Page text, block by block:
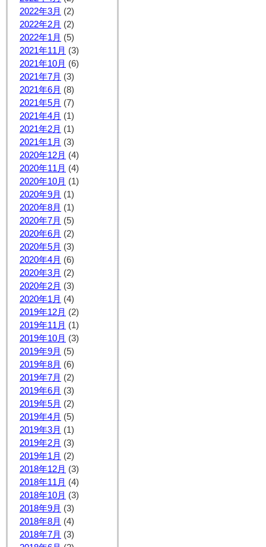
2022年3月 (2)
2022年2月 (2)
2022年1月 (5)
2021年11月 (3)
2021年10月 (6)
2021年7月 (3)
2021年6月 (8)
2021年5月 (7)
2021年4月 (1)
2021年2月 (1)
2021年1月 (3)
2020年12月 (4)
2020年11月 (4)
2020年10月 (1)
2020年9月 (1)
2020年8月 (1)
2020年7月 (5)
2020年6月 (2)
2020年5月 (3)
2020年4月 (6)
2020年3月 (2)
2020年2月 (3)
2020年1月 (4)
2019年12月 (2)
2019年11月 (1)
2019年10月 (3)
2019年9月 (5)
2019年8月 (6)
2019年7月 (2)
2019年6月 (3)
2019年5月 (2)
2019年4月 (5)
2019年3月 (1)
2019年2月 (3)
2019年1月 (2)
2018年12月 (3)
2018年11月 (4)
2018年10月 (3)
2018年9月 (3)
2018年8月 (4)
2018年7月 (3)